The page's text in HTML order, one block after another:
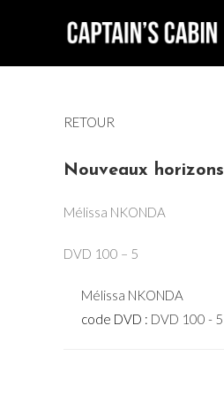
RETOUR
Nouveaux horizons
Mélissa NKONDA
DVD 100 – 5
Mélissa NKONDA
code DVD : DVD 100 - 5